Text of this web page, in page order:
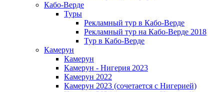
Кабо-Верде
Туры
Рекламный тур в Кабо-Верде
Рекламный тур на Кабо-Верде 2018
Тур в Кабо-Верде
Камерун
Камерун
Камерун - Нигерия 2023
Камерун 2022
Камерун 2023 (сочетается с Нигерией)